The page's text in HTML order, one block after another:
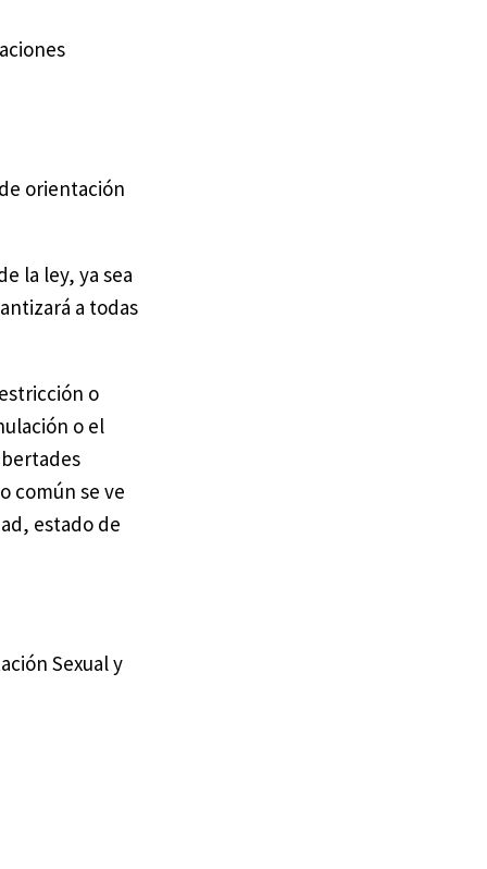
orientación
la ley, ya sea
a todas
o
o el
común se ve
estado de
Sexual y